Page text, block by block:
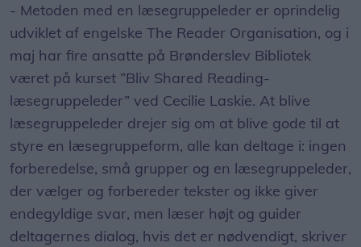
- Metoden med en læsegruppeleder er oprindelig
udviklet af engelske The Reader Organisation, og i
maj har fire ansatte på Brønderslev Bibliotek
været på kurset ”Bliv Shared Reading-
læsegruppeleder” ved Cecilie Laskie. At blive
læsegruppeleder drejer sig om at blive gode til at
styre en læsegruppeform, alle kan deltage i: ingen
forberedelse, små grupper og en læsegruppeleder,
der vælger og forbereder tekster og ikke giver
endegyldige svar, men læser højt og guider
deltagernes dialog, hvis det er nødvendigt, skriver